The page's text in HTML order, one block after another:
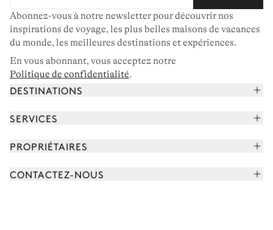
Abonnez-vous à notre newsletter pour découvrir nos
inspirations de voyage, les plus belles maisons de vacances
du monde, les meilleures destinations et expériences.
En vous abonnant, vous acceptez notre
Politique de confidentialité.
DESTINATIONS
Corse
Cap Ferret
SERVICES
Réserver vos vacances
Rencontrer votre concierge
PROPRIÉTAIRES
CONTACTEZ-NOUS